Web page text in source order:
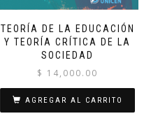
TEORÍA DE LA EDUCACIÓN
Y TEORÍA CRÍTICA DE LA
SOCIEDAD
$ 14,000.00
AGREGAR AL CARRITO